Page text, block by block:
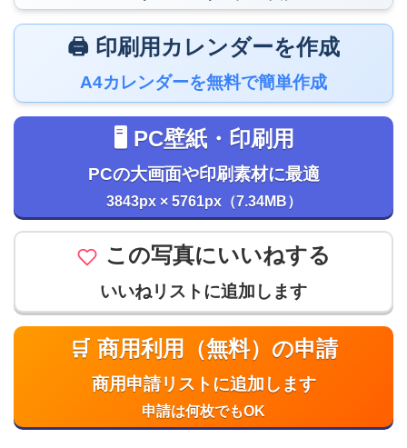
🖨️ 印刷用カレンダーを作成
A4カレンダーを無料で簡単作成
🖥️ PC壁紙・印刷用
PCの大画面や印刷素材に最適
3843px × 5761px（7.34MB）
この写真にいいねする
いいねリストに追加します
🛒 商用利用（無料）の申請
商用申請リストに追加します
申請は何枚でもOK